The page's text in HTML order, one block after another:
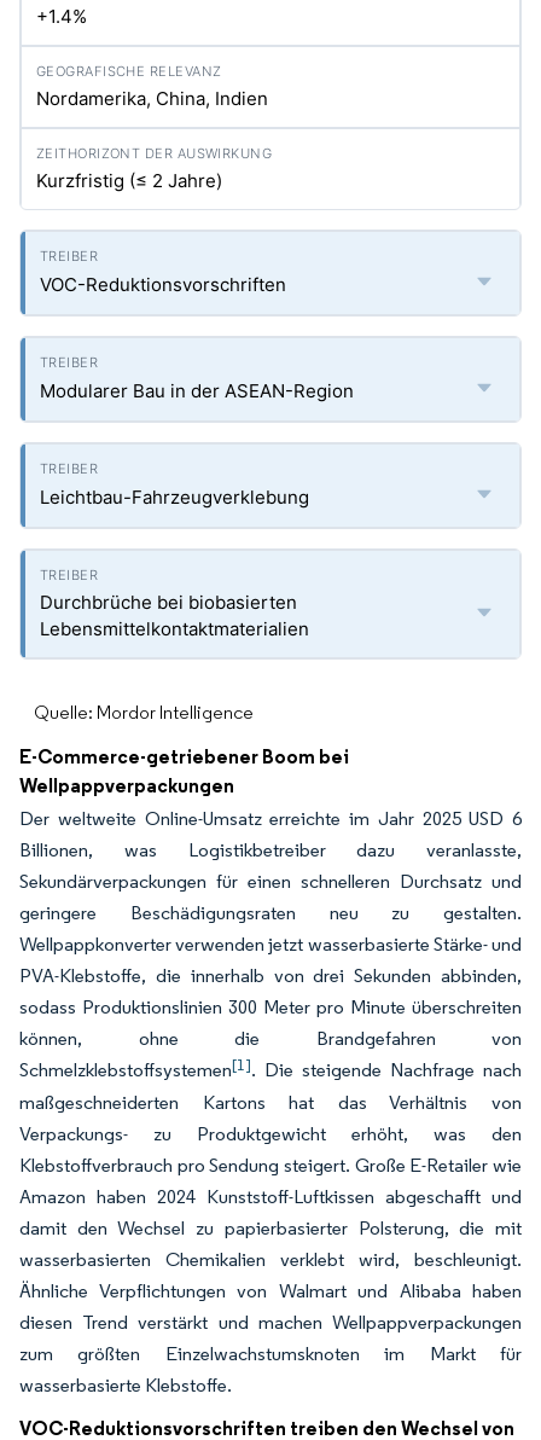
+1.4%
Nordamerika, China, Indien
Kurzfristig (≤ 2 Jahre)
VOC-Reduktionsvorschriften
Modularer Bau in der ASEAN-Region
Leichtbau-Fahrzeugverklebung
Durchbrüche bei biobasierten
Lebensmittelkontaktmaterialien
Quelle: Mordor Intelligence
E-Commerce-getriebener Boom bei
Wellpappverpackungen
Der weltweite Online-Umsatz erreichte im Jahr 2025 USD 6
Billionen, was Logistikbetreiber dazu veranlasste,
Sekundärverpackungen für einen schnelleren Durchsatz und
geringere Beschädigungsraten neu zu gestalten.
Wellpappkonverter verwenden jetzt wasserbasierte Stärke- und
PVA-Klebstoffe, die innerhalb von drei Sekunden abbinden,
sodass Produktionslinien 300 Meter pro Minute überschreiten
können, ohne die Brandgefahren von
Schmelzklebstoffsystemen[1]. Die steigende Nachfrage nach
maßgeschneiderten Kartons hat das Verhältnis von
Verpackungs- zu Produktgewicht erhöht, was den
Klebstoffverbrauch pro Sendung steigert. Große E-Retailer wie
Amazon haben 2024 Kunststoff-Luftkissen abgeschafft und
damit den Wechsel zu papierbasierter Polsterung, die mit
wasserbasierten Chemikalien verklebt wird, beschleunigt.
Ähnliche Verpflichtungen von Walmart und Alibaba haben
diesen Trend verstärkt und machen Wellpappverpackungen
zum größten Einzelwachstumsknoten im Markt für
wasserbasierte Klebstoffe.
VOC-Reduktionsvorschriften treiben den Wechsel von